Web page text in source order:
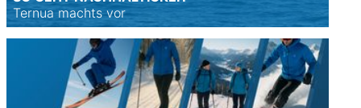
Ternua machts vor